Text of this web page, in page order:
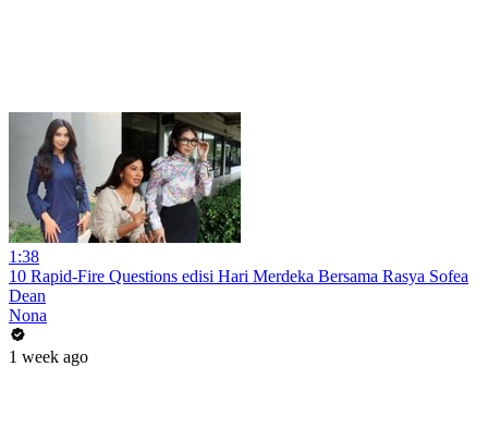
1:38
10 Rapid-Fire Questions edisi Hari Merdeka Bersama Rasya Sofea
Dean
Nona
1 week ago